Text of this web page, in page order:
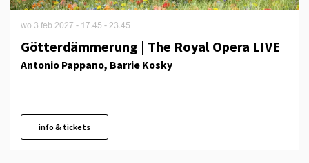
Götterdämmerung | The Royal Opera LIVE
Antonio Pappano, Barrie Kosky
wo 3 feb 2027 - 17.45 - 23.45
info & tickets